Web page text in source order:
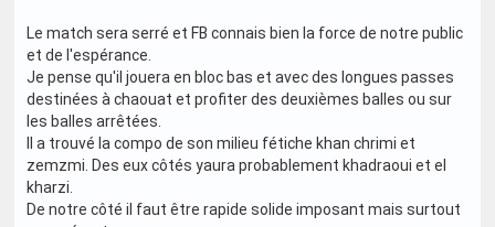
Le match sera serré et FB connais bien la force de notre public
et de l'espérance.
Je pense qu'il jouera en bloc bas et avec des longues passes
destinées à chaouat et profiter des deuxièmes balles ou sur
les balles arrêtées.
Il a trouvé la compo de son milieu fétiche khan chrimi et
zemzmi. Des eux côtés yaura probablement khadraoui et el
kharzi.
De notre côté il faut être rapide solide imposant mais surtout